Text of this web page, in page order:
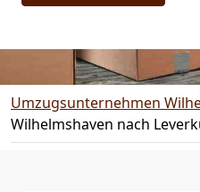
Umzugsunternehmen
Wilhelmshaven nach